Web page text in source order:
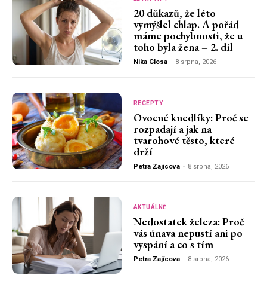
20 důkazů, že léto
vymýšlel chlap. A pořád
máme pochybnosti, že u
toho byla žena – 2. díl
Nika Glosa - 8 srpna, 2026
RECEPTY
Ovocné knedlíky: Proč se
rozpadají a jak na
tvarohové těsto, které
drží
Petra Zajícova - 8 srpna, 2026
AKTUÁLNĚ
Nedostatek železa: Proč
vás únava nepustí ani po
vyspání a co s tím
Petra Zajícova - 8 srpna, 2026